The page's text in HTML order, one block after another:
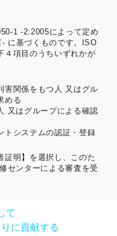
1 -2:2005によって定め
に基づくものです。ISO
４項目のうちいずれかが
害関係をもつ人 又はグル
める
又はグループによる確認
トシステムの認証・登録
証明】を選択し、このた
センターによる審査を受
て
に貢献する